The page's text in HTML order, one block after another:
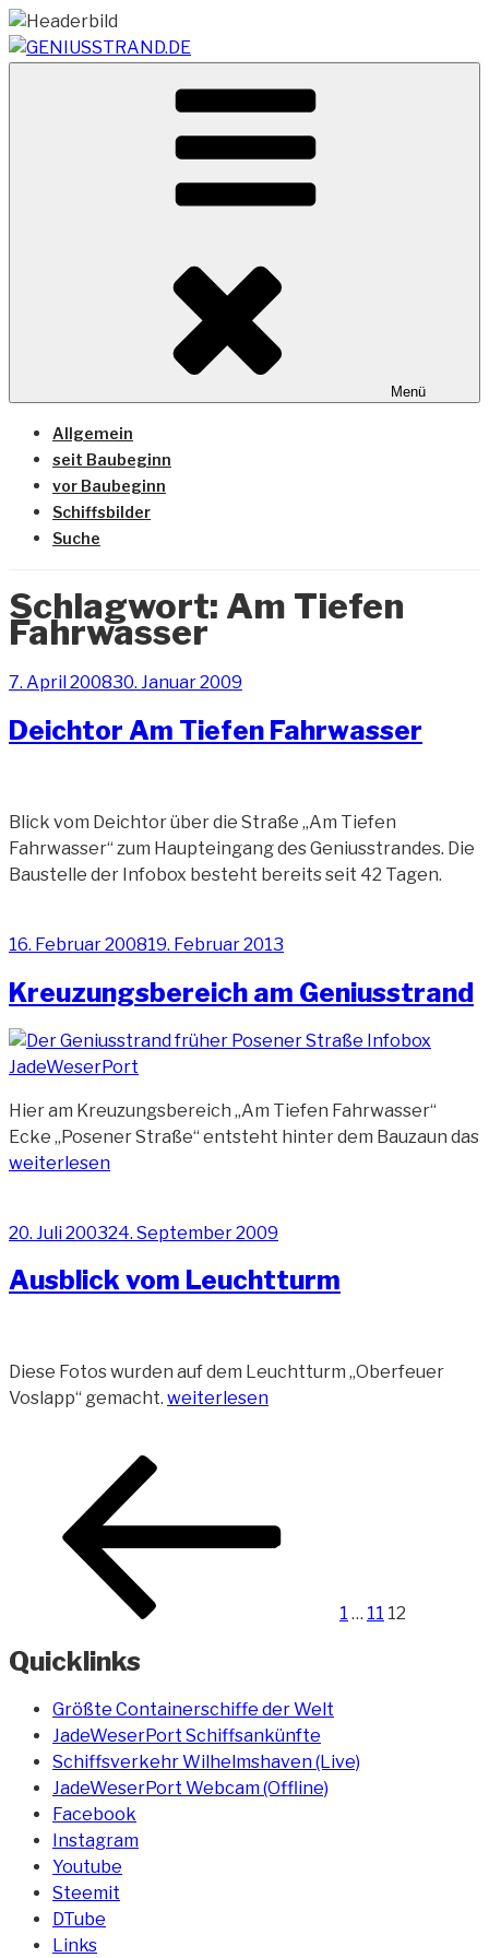
Zum
Inhalt
springen
GENIUSSTRAND.DE
Vom Geniusstrand zum JadeWeserPort/Container
Terminal Wilhelmshaven
Menü
Allgemein
seit Baubeginn
vor Baubeginn
Schiffsbilder
Suche
Schlagwort: Am Tiefen
Fahrwasser
Veröffentlicht
7. April 200830. Januar 2009
Deichtor Am Tiefen Fahrwasser
Blick vom Deichtor über die Straße „Am Tiefen
Fahrwasser“ zum Haupteingang des Geniusstrandes. Die
Baustelle der Infobox besteht bereits seit 42 Tagen.
Veröffentlicht
16. Februar 200819. Februar 2013
Kreuzungsbereich am Geniusstrand
Hier am Kreuzungsbereich „Am Tiefen Fahrwasser“
Ecke „Posener Straße“ entsteht hinter dem Bauzaun das
„Kreuzungsbereich
weiterlesen
Veröffentlicht
20. Juli 200324. September 2009
Ausblick vom Leuchtturm
Diese Fotos wurden auf dem Leuchtturm „Oberfeuer
Voslapp“ gemacht. „Ausblick
weiterlesen
Beitragsnavigation
1 … 11 12
Quicklinks
Größte Containerschiffe der Welt
JadeWeserPort Schiffsankünfte
Schiffsverkehr Wilhelmshaven (Live)
JadeWeserPort Webcam (Offline)
Facebook
Instagram
Youtube
Steemit
DTube
Links